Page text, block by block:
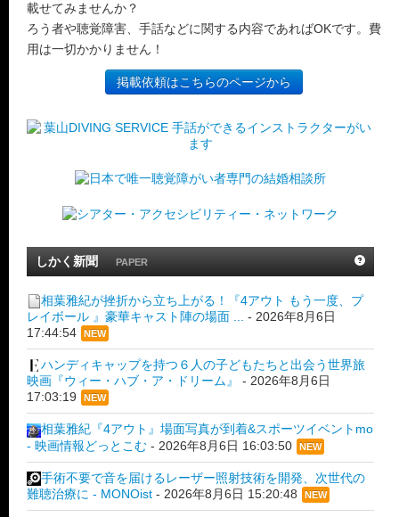
載せてみませんか？
ろう者や聴覚障害、手話などに関する内容であればOKです。費
用は一切かかりません！
掲載依頼はこちらのページから
しかく新聞 PAPER
相葉雅紀が挫折から立ち上がる！『4アウト もう一度、プ
レイボール 』豪華キャスト陣の場面 ...
- 2026年8月6日
17:44:54
NEW
ハンディキャップを持つ６人の子どもたちと出会う世界旅
映画『ウィー・ハブ・ア・ドリーム』
- 2026年8月6日
17:03:19
NEW
相葉雅紀『4アウト』場面写真が到着&スポーツイベントmo
- 映画情報どっとこむ - 2026年8月6日 16:03:50 NEW
手術不要で音を届けるレーザー照射技術を開発、次世代の
難聴治療に - MONOist - 2026年8月6日 15:20:48 NEW